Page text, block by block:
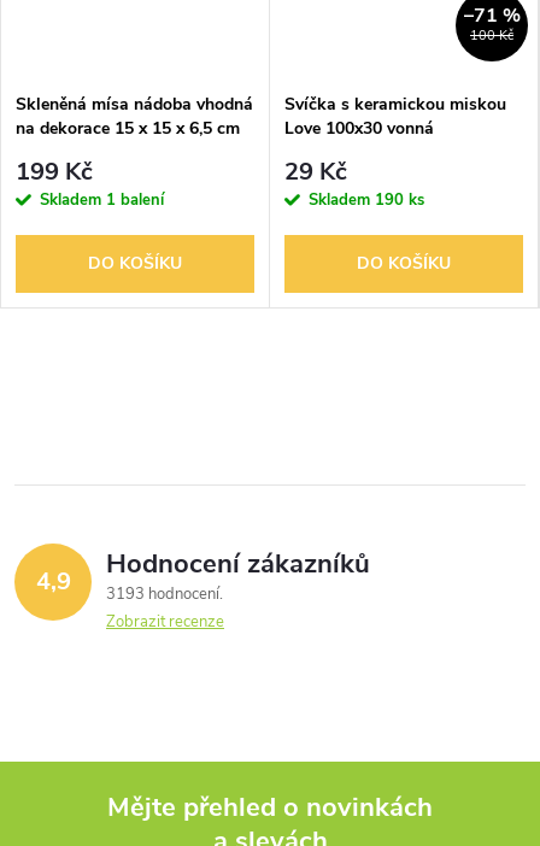
Skleněná mísa nádoba vhodná
na dekorace 15 x 15 x 6,5 cm
199 Kč
Skladem 1 balení
DO KOŠÍKU
100 Kč
–71 %
Svíčka s keramickou miskou
Love 100x30 vonná
29 Kč
Skladem 190 ks
DO KOŠÍKU
4,9 Hodnocení zákazníků
3193 hodnocení
Zobrazit recenze
Mějte přehled o novinkách